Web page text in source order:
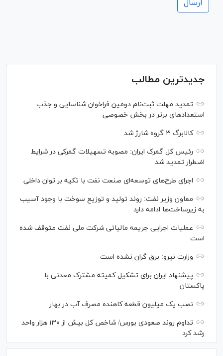
جدیدترین مطالب
تمدید مهلت ثبت‌نام دومین فراخوان شناسایی و جذب
استعداد‌های برتر در بخش خصوصی
کالابرگ ۳ گروه شارژ شد
رئیس کل گمرک ایران: مصوبه تسهیلات گمرکی در شرایط
اضطرار تمدید شد
اجرای طرح‌های توسعه‌ای صنعت نفت با تکیه بر توان داخلی
معاون وزیر نفت: روند تولید و توزیع سوخت با وجود آسیب
به زیرساخت‌ها ادامه دارد
عملیات اجرایی جریمه مالیاتی شرکت ملی نفت متوقف شده
است
وزارت نیرو: برق گران نشده است
پیشنهاد ایران برای تشکیل کمیته مشترک معدنی با
پاکستان
نصب یک میلیون قطعه کاهنده مصرف آب در بهار
تداوم روند صعودی بورس/ شاخص کل بیش از ۱۳۰ هزار واحد
رشد کرد